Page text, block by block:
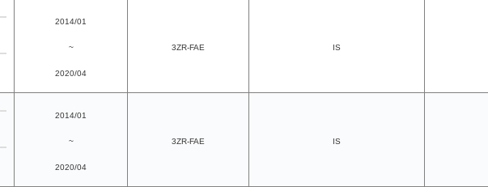
2014/01
~
2020/04
3ZR-FAE IS
2014/01
~
2020/04
3ZR-FAE IS